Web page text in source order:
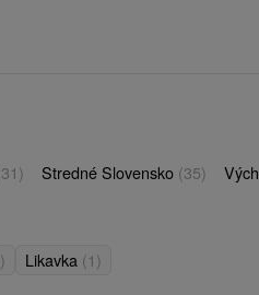
Stredné Slovensko (35)
Likavka (1)